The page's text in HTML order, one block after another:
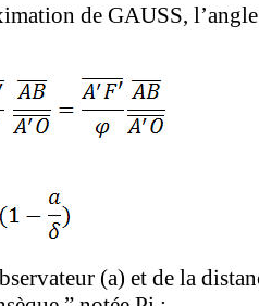
de GAUSS, l’angle
(a) et de la